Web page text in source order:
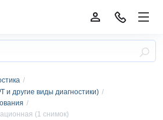
и другие виды диагностики)
(1 снимок)